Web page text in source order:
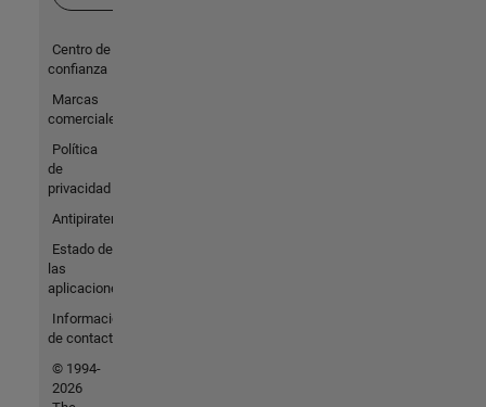
Centro de
confianza
Marcas
comerciales
Política
de
privacidad
Antipiratería
Estado de
las
aplicaciones
Información
de contacto
© 1994-
2026